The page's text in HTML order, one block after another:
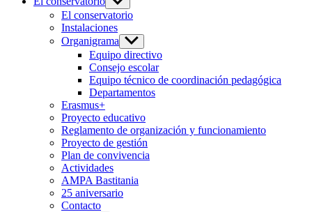
el
submenú
El conservatorio
Instalaciones
Organigrama Mostrar
el
submenú
Equipo directivo
Consejo escolar
Equipo técnico de coordinación pedagógica
Departamentos
Erasmus+
Proyecto educativo
Reglamento de organización y funcionamiento
Proyecto de gestión
Plan de convivencia
Actividades
AMPA Bastitania
25 aniversario
Contacto